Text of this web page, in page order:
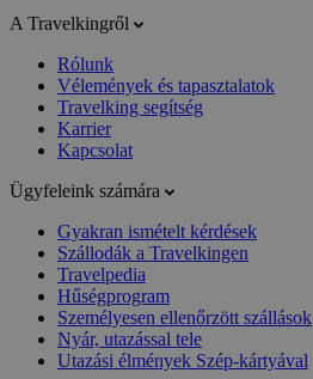
A Travelkingről
Rólunk
Vélemények és tapasztalatok
Travelking segítség
Karrier
Kapcsolat
Ügyfeleink számára
Gyakran ismételt kérdések
Szállodák a Travelkingen
Travelpedia
Hűségprogram
Személyesen ellenőrzött szállások
Nyár, utazással tele
Utazási élmények Szép-kártyával